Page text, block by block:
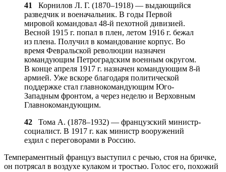
41
Корнилов Л. Г. (1870–1918) — выдающийся
разведчик и военачальник. В годы Первой
мировой командовал 48-й пехотной дивизией.
Весной 1915 г. попал в плен, летом 1916 г. бежал
из плена. Получил в командование корпус. Во
время Февральской революции назначен
командующим Петроградским военным округом.
В конце апреля 1917 г. назначен командующим 8-й
армией. Уже вскоре благодаря политической
поддержке стал главнокомандующим Юго-
Западным фронтом, а через неделю и Верховным
Главнокомандующим.
42 Тома А. (1878–1932) — французский министр-
социалист. В 1917 г. как министр вооружений
ездил с переговорами в Россию.
Темпераментный француз выступил с речью, стоя на бричке,
он потрясал в воздухе кулаком и тростью. Голос его, похожий